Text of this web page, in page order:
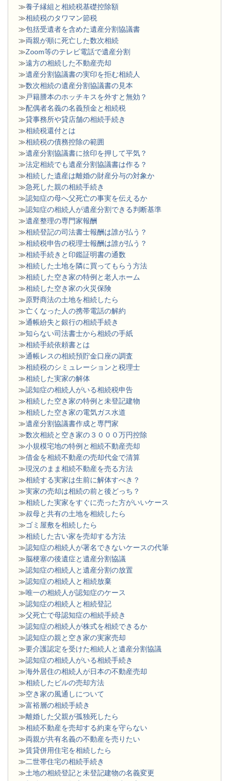
≫養子縁組と相続税基礎控除額
≫相続税のタワマン節税
≫包括受遺者を含めた遺産分割協議書
≫両親が順に死亡した数次相続
≫Zoom等のテレビ電話で遺産分割
≫遠方の相続した不動産売却
≫遺産分割協議書の実印を拒む相続人
≫数次相続の遺産分割協議書の見本
≫ 戸籍謄本のホッチキスを外すと無効？
≫配偶者名義の名義預金と相続税
≫貸事務所や貸店舗の相続手続き
≫相続税還付とは
≫相続税の債務控除の範囲
≫遺産分割協議書に捨印を押して平気？
≫法定相続でも遺産分割協議書は作る？
≫相続した遺産は離婚の財産分与の対象か
≫急死した親の相続手続き
≫認知症の母へ父死亡の事実を伝えるか
≫認知症の相続人が遺産分割できる判断基準
≫遺産整理の専門家報酬
≫相続登記の司法書士報酬は誰が払う？
≫相続税申告の税理士報酬は誰が払う？
≫相続手続きと印鑑証明書の通数
≫相続した土地を隣に買ってもらう方法
≫相続した空き家の特例と老人ホーム
≫相続した空き家の火災保険
≫原野商法の土地を相続したら
≫亡くなった人の携帯電話の解約
≫通帳紛失と銀行の相続手続き
≫知らない司法書士から相続の手紙
≫相続手続依頼書とは
≫通帳レスの相続預貯金口座の調査
≫相続税のシミュレーションと税理士
≫相続した実家の解体
≫認知症の相続人がいる相続税申告
≫相続した空き家の特例と未登記建物
≫相続した空き家の電気ガス水道
≫遺産分割協議書作成と専門家
≫数次相続と空き家の３０００万円控除
≫小規模宅地の特例と相続不動産売却
≫借金を相続不動産の売却代金で清算
≫現況のまま相続不動産を売る方法
≫相続する実家は生前に解体すべき？
≫実家の売却は相続の前と後どっち？
≫相続した実家をすぐに売った方がいいケース
≫叔母と共有の土地を相続したら
≫ゴミ屋敷を相続したら
≫相続した古い家を売却する方法
≫認知症の相続人が署名できないケースの代筆
≫脳梗塞の後遺症と遺産分割協議
≫認知症の相続人と遺産分割の放置
≫認知症の相続人と相続放棄
≫唯一の相続人が認知症のケース
≫認知症の相続人と相続登記
≫父死亡で母認知症の相続手続き
≫認知症の相続人が株式を相続できるか
≫認知症の親と空き家の実家売却
≫要介護認定を受けた相続人と遺産分割協議
≫認知症の相続人がいる相続手続き
≫海外居住の相続人が日本の不動産売却
≫相続したビルの売却方法
≫空き家の風通しについて
≫富裕層の相続手続き
≫離婚した父親が孤独死したら
≫相続不動産を売却する約束を守らない
≫両親が共有名義の不動産を売りたい
≫賃貸併用住宅を相続したら
≫二世帯住宅の相続手続き
≫土地の相続登記と未登記建物の名義変更